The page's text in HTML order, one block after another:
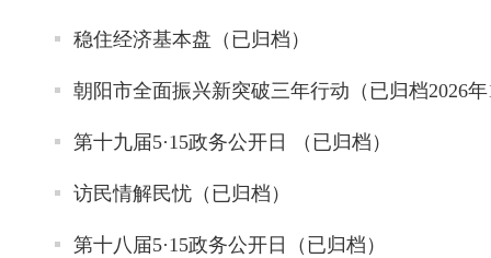
稳住经济基本盘（已归档）
朝阳市全面振兴新突破三年行动（已归档2026
第十九届5·15政务公开日 （已归档）
访民情解民忧（已归档）
第十八届5·15政务公开日（已归档）